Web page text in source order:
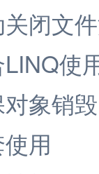
闭文
使
象销毁
用